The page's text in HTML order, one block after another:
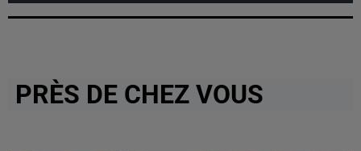
PRÈS DE CHEZ VOUS